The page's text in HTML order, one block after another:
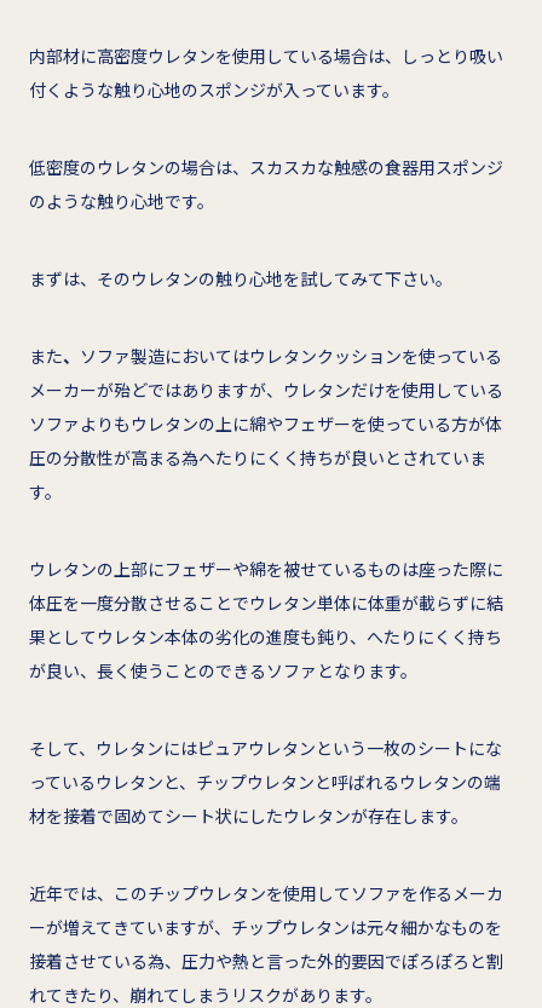
内部材に高密度ウレタンを使用している場合は、しっとり吸い
付くような触り心地のスポンジが入っています。
低密度のウレタンの場合は、スカスカな触感の食器用スポンジ
のような触り心地です。
まずは、そのウレタンの触り心地を試してみて下さい。
また、 ソファ製造においてはウレタンクッションを使っている
メーカーが殆どではありますが、ウレタンだけを使用している
ソファよりもウレタンの上に綿やフェザーを使っている方が体
圧の分散性が高まる為へたりにくく持ちが良いとされていま
す。
ウレタンの上部にフェザーや綿を被せているものは座った際に
体圧を一度分散させることでウレタン単体に体重が載らずに結
果としてウレタン本体の劣化の進度も鈍り、へたりにくく持ち
が良い、長く使うことのできるソファとなります。
そして、ウレタンにはピュアウレタンという一枚のシートにな
っているウレタンと、チップウレタンと呼ばれるウレタンの端
材を接着で固めてシート状にしたウレタンが存在します。
近年では、このチップウレタンを使用してソファを作るメーカ
ーが増えてきていますが、チップウレタンは元々細かなものを
接着させている為、圧力や熱と言った外的要因でぽろぽろと割
れてきたり、崩れてしまうリスクがあります。